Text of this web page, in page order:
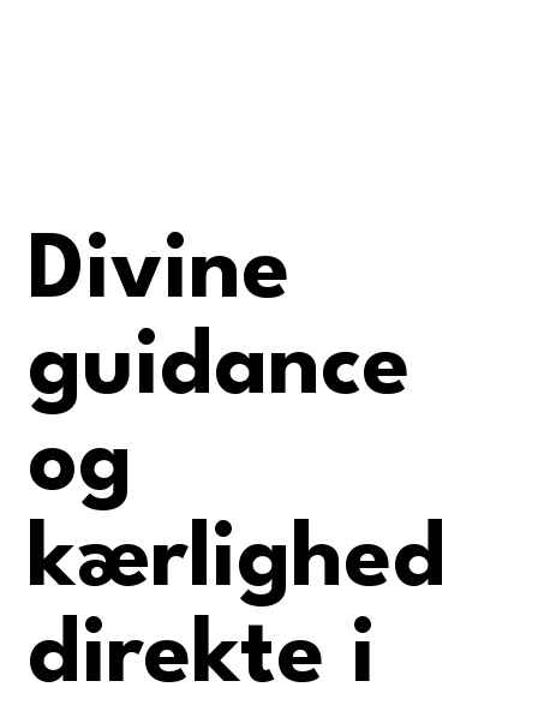
Divine
guidance
og
kærlighed
direkte i